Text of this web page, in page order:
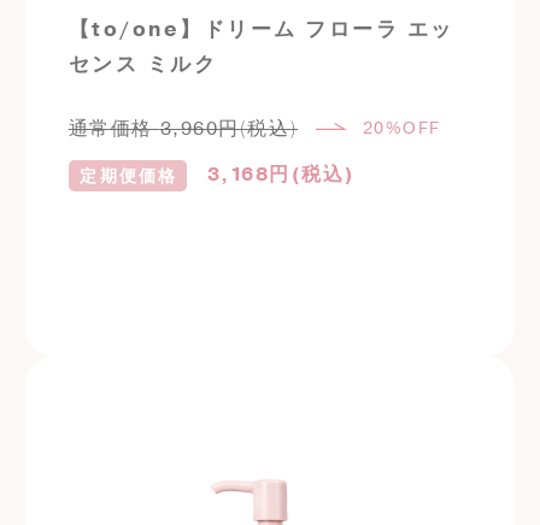
【to/one】ドリーム フローラ エッ
センス ミルク
通常価格3,960円(税込) 20%OFF
定期便価格 3,168 円(税込)